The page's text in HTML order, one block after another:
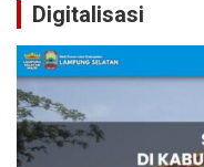
Digitalisasi